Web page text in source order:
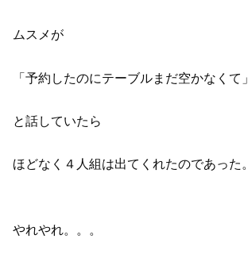
ムスメが
「予約したのにテーブルまだ空かなくて」
と話していたら
ほどなく４人組は出てくれたのであった。
やれやれ。。。